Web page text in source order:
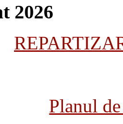
2026
Planul